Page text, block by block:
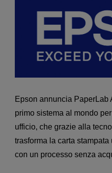
Epson annuncia PaperLab
primo sistema al mondo
ufficio, che grazie alla
trasforma la carta
con un processo senza